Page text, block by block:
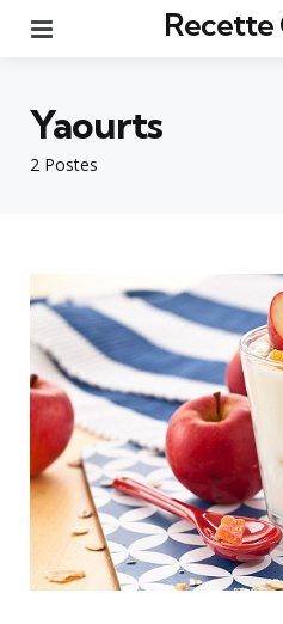
Recette
2 Postes
Yaourts